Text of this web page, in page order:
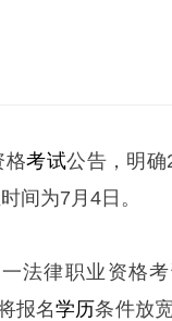
格考试公告，明确
间为7月4日。
法律职业资格
报名学历条件放